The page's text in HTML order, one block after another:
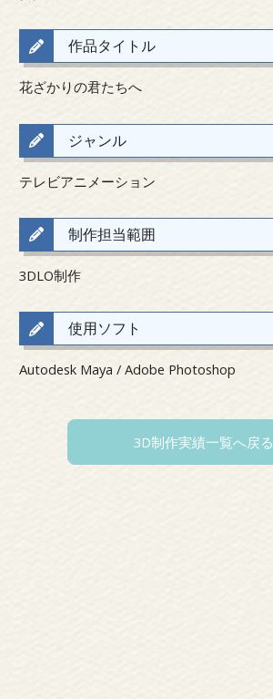
作品タイトル
花ざかりの君たちへ
ジャンル
テレビアニメーション
制作担当範囲
3DLO制作
使用ソフト
Autodesk Maya / Adobe Photoshop
3D制作実績一覧へ戻る